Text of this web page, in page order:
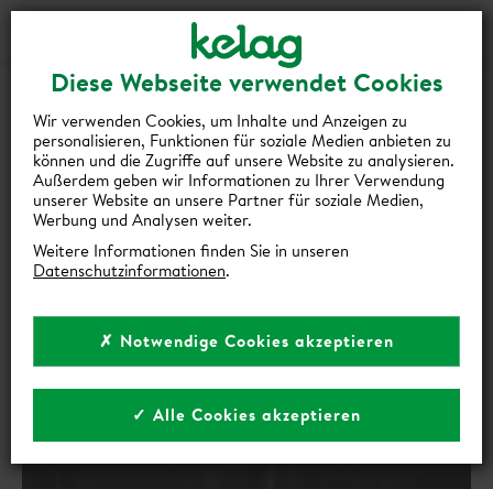
Diese Webseite verwendet Cookies
Wir verwenden Cookies, um Inhalte und Anzeigen zu
personalisieren, Funktionen für soziale Medien anbieten zu
können und die Zugriffe auf unsere Website zu analysieren.
Außerdem geben wir Informationen zu Ihrer Verwendung
unserer Website an unsere Partner für soziale Medien,
Werbung und Analysen weiter.
Weitere Informationen finden Sie in unseren
Datenschutzinformationen.
✗ Notwendige Cookies akzeptieren
✓ Alle Cookies akzeptieren
Login
zurück zur Übersicht
WIEDERAUFBAU DES
KRAFTWERKS ARRIACH SICHERT
VERSORGUNG MIT GRÜNEM
STROM
19 | März 2025